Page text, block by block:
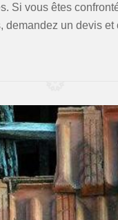
Si vous êtes
demandez un devis